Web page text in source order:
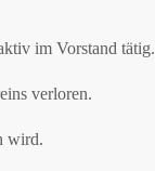
im Vorstand tätig.
verloren.
wird.